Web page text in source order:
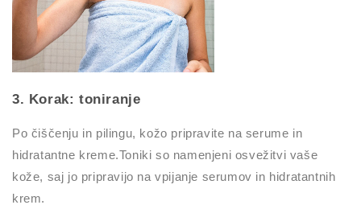
3. Korak: toniranje
Po čiščenju in pilingu, kožo pripravite na serume in
hidratantne kreme.Toniki so namenjeni osvežitvi vaše
kože, saj jo pripravijo na vpijanje serumov in hidratantnih
krem.